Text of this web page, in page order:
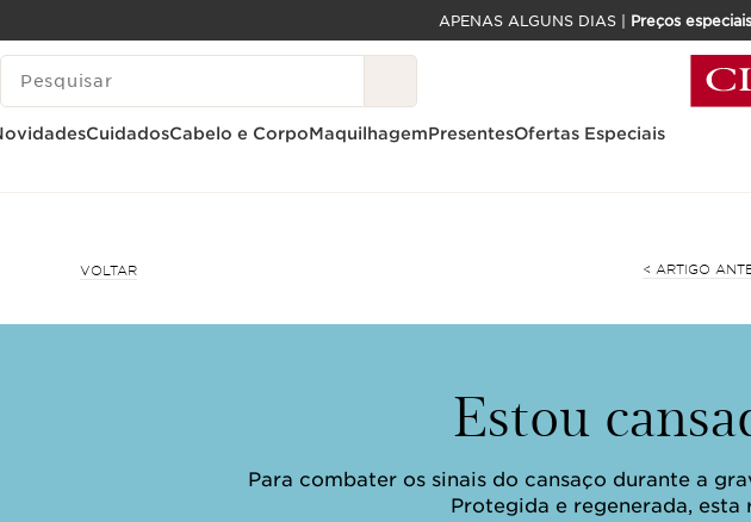
SALTAR PARA O CONTEÚDO
IR PARA O RODAPÉ
APENAS ALGUNS DIAS | Preços
PESQUISAR LEGENDA
CuidadosCabelo e CorpoMaquilhagemPresentesOfertas Especiais
VOLTAR < ARTIGO
Estou
Para combater os sinais do cansaço durante a
Protegida e regenerada,